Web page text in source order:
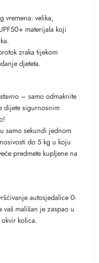
vremena: velika,
materijala koji
zraka tijekom
djeteta.
– samo odmaknite
dijete sigurnosnim
samo sekundi jednom
do 5 kg u koju
predmete kupljene na
autosjedalice 0-
vaš mališan je zaspao u
kolica.